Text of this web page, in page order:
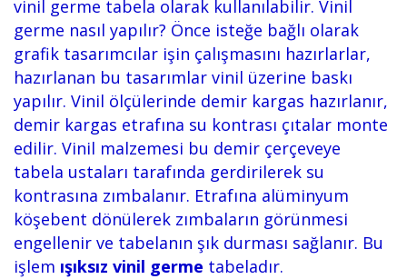
vinil germe tabela olarak kullanılabilir. Vinil
germe nasıl yapılır? Önce isteğe bağlı olarak
grafik tasarımcılar işin çalışmasını hazırlarlar,
hazırlanan bu tasarımlar vinil üzerine baskı
yapılır. Vinil ölçülerinde demir kargas hazırlanır,
demir kargas etrafına su kontrası çıtalar monte
edilir. Vinil malzemesi bu demir çerçeveye
tabela ustaları tarafında gerdirilerek su
kontrasına zımbalanır. Etrafına alüminyum
köşebent dönülerek zımbaların görünmesi
engellenir ve tabelanın şık durması sağlanır. Bu
işlem ışıksız vinil germe tabeladır.